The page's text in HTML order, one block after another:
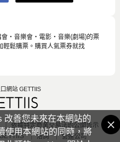
改善您未來在本網站的
使用本網站的同時，將
・音樂會・電影・音樂(劇場)的票
鬆購票。購買人氣票券就找
網站 GETTIIS
依據特定商業交易法的公開告示
洽詢 營運公司